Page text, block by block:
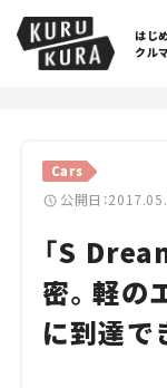
はじ
クル
Cars
公開日：
「S
密。軽の
に到達で
Cars
Lifestyle
Traffic
Special